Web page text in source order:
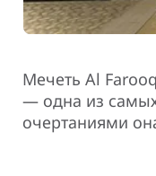
Мечеть Al
— одна из
очертаниями